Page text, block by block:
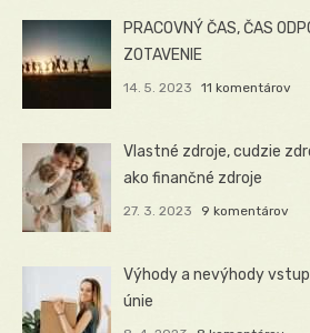
PRACOVNÝ ČAS, ČAS
ZOTAVENIE
14. 5. 2023 11 komentárov
Vlastné zdroje, cudzie
ako finančné zdroje
27. 3. 2023 9 komentárov
Výhody a nevýhody
únie